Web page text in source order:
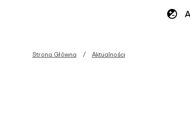
Strona Główna Aktualności